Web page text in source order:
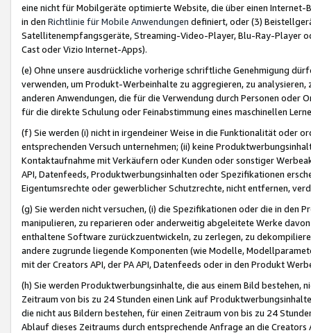
eine nicht für Mobilgeräte optimierte Website, die über einen
in den Richtlinie für Mobile Anwendungen definiert, oder (3)
Satellitenempfangsgeräte, Streaming-Video-Player, Blu-Ray-Player
Cast oder Vizio Internet-Apps).
(e) Ohne unsere ausdrückliche vorherige schriftliche Genehmigung
verwenden, um Produkt-Werbeinhalte zu aggregieren, zu
anderen Anwendungen, die für die Verwendung durch Personen
für die direkte Schulung oder Feinabstimmung eines maschinellen
(f) Sie werden (i) nicht in irgendeiner Weise in die Funktionalität oder
entsprechenden Versuch unternehmen; (ii) keine
Kontaktaufnahme mit Verkäufern oder Kunden oder sonstiger
API, Datenfeeds, Produktwerbungsinhalten oder Spezifikationen
Eigentumsrechte oder gewerblicher Schutzrechte, nicht entfernen,
(g) Sie werden nicht versuchen, (i) die Spezifikationen oder die in
manipulieren, zu reparieren oder anderweitig abgeleitete Werke
enthaltene Software zurückzuentwickeln, zu zerlegen, zu
andere zugrunde liegende Komponenten (wie Modelle,
mit der Creators API, der PA API, Datenfeeds oder in den Produkt
(h) Sie werden Produktwerbungsinhalte, die aus einem Bild bestehen,
Zeitraum von bis zu 24 Stunden einen Link auf
die nicht aus Bildern bestehen, für einen Zeitraum von bis zu 24
Ablauf dieses Zeitraums durch entsprechende Anfrage an die